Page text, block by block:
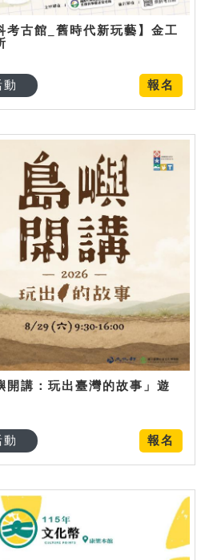
考古館_舊時代新玩藝】金工
報名
動
開講：玩出臺灣的故事」遊
報名
動